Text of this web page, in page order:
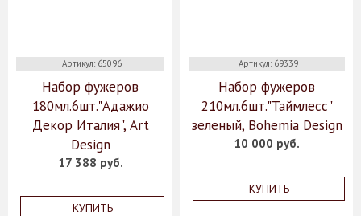
Артикул: 65096
Набор фужеров
180мл.6шт."Адажио
Декор Италия", Art
Design
17 388 руб.
КУПИТЬ
Артикул: 69339
Набор фужеров
210мл.6шт."Таймлесс"
зеленый, Bohemia Design
10 000 руб.
КУПИТЬ